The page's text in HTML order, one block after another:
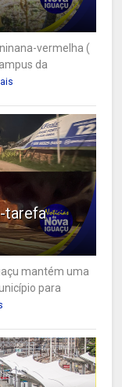
vermelha (
da
tarefa
mantém uma
para